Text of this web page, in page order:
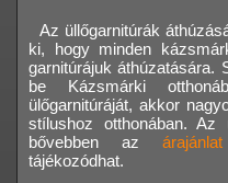
Az üllőgarnitúrák
ki, hogy minden
garnitúrájuk áthúzatására.
be Kázsmárki
ülőgarnitúráját, akkor
stílushoz otthonában. Az
bővebben az
tájékozódhat.